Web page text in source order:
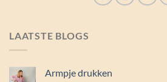
LAATSTE BLOGS
Armpje drukken